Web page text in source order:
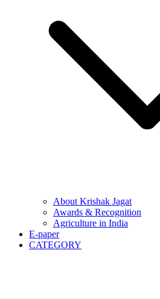
About Krishak Jagat
Awards & Recognition
Agriculture in India
E-paper
CATEGORY